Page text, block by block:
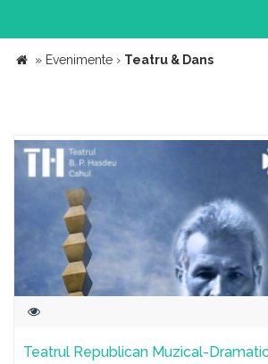
» Evenimente › Teatru & Dans
Teatrul Republican Muzical-